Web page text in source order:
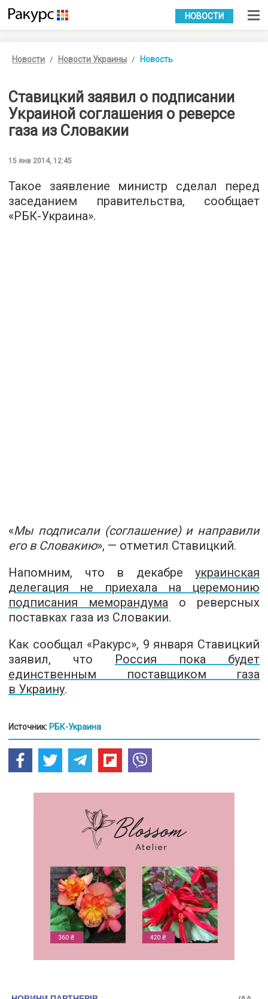
УКР РУС
НОВОСТИ
Новости Новости Украины Новость
Ставицкий заявил о подписании
Украиной соглашения о реверсе
газа из Словакии
15 янв 2014, 12:45
Такое заявление министр сделал перед
заседанием правительства, сообщает
«РБК-Украина».
«Мы подписали (соглашение) и направили
его в Словакию», — отметил Ставицкий.
Напомним, что в декабре украинская
делегация не приехала на церемонию
подписания меморандума о реверсных
поставках газа из Словакии.
Как сообщал «Ракурс», 9 января Ставицкий
заявил, что Россия пока будет
единственным поставщиком газа
в Украину.
Источник: РБК-Украина